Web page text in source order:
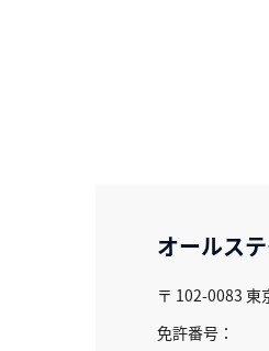
オールス
〒 102-0083 東
免許番号：